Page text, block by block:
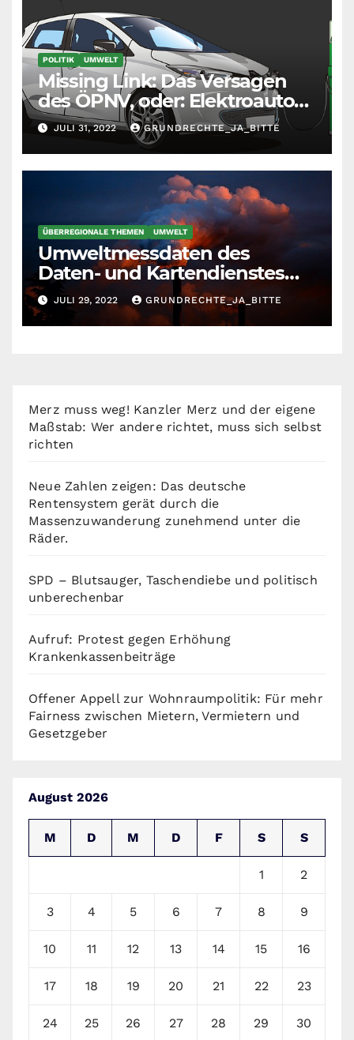
POLITIK UMWELT
Missing Link: Das Versagen
des ÖPNV, oder: Elektroautos
für alle?
JULI 31, 2022 GRUNDRECHTE_JA_BITTE
ÜBERREGIONALE THEMEN UMWELT
Umweltmessdaten des
Daten- und Kartendienstes
der LUBW
JULI 29, 2022 GRUNDRECHTE_JA_BITTE
Merz muss weg! Kanzler Merz und der eigene
Maßstab: Wer andere richtet, muss sich selbst
richten
Neue Zahlen zeigen: Das deutsche
Rentensystem gerät durch die
Massenzuwanderung zunehmend unter die
Räder.
SPD – Blutsauger, Taschendiebe und politisch
unberechenbar
Aufruf: Protest gegen Erhöhung
Krankenkassenbeiträge
Offener Appell zur Wohnraumpolitik: Für mehr
Fairness zwischen Mietern, Vermietern und
Gesetzgeber
August 2026
M D M D F S S
1 2
3 4 5 6 7 8 9
10 11 12 13 14 15 16
17 18 19 20 21 22 23
24 25 26 27 28 29 30